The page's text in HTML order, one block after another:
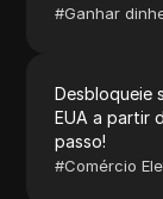
#Ganhar
Desbloqueie
EUA a partir
passo!
#Comércio